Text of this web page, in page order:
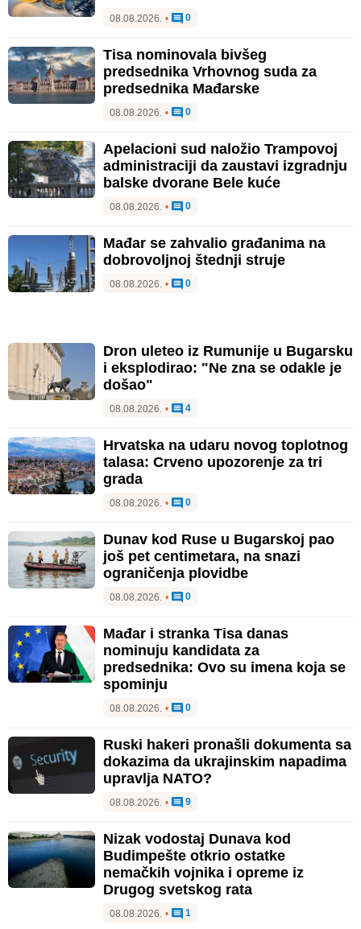
08.08.2026. • 0
Tisa nominovala bivšeg
predsednika Vrhovnog suda za
predsednika Mađarske
08.08.2026. • 0
Apelacioni sud naložio Trampovoj
administraciji da zaustavi izgradnju
balske dvorane Bele kuće
08.08.2026. • 0
Mađar se zahvalio građanima na
dobrovoljnoj štednji struje
08.08.2026. • 0
Dron uleteo iz Rumunije u Bugarsku
i eksplodirao: "Ne zna se odakle je
došao"
08.08.2026. • 4
Hrvatska na udaru novog toplotnog
talasa: Crveno upozorenje za tri
grada
08.08.2026. • 0
Dunav kod Ruse u Bugarskoj pao
još pet centimetara, na snazi
ograničenja plovidbe
08.08.2026. • 0
Mađar i stranka Tisa danas
nominuju kandidata za
predsednika: Ovo su imena koja se
spominju
08.08.2026. • 0
Ruski hakeri pronašli dokumenta sa
dokazima da ukrajinskim napadima
upravlja NATO?
08.08.2026. • 9
Nizak vodostaj Dunava kod
Budimpešte otkrio ostatke
nemačkih vojnika i opreme iz
Drugog svetskog rata
08.08.2026. • 1